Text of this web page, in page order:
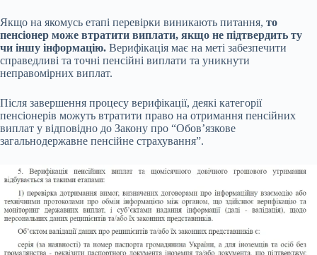
Якщо на якомусь етапі перевірки виникають питання, то
пенсіонер може втратити виплати, якщо не підтвердить ту
чи іншу інформацію. Верифікація має на меті забезпечити
справедливі та точні пенсійні виплати та уникнути
неправомірних виплат.
Після завершення процесу верифікації, деякі категорії
пенсіонерів можуть втратити право на отримання пенсійних
виплат у відповідно до Закону про “Обов’язкове
загальнодержавне пенсійне страхування”.